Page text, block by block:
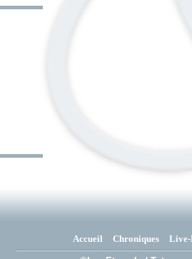
Accueil Chroniques Live-